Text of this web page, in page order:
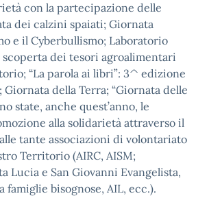
con la partecipazione delle
dei calzini spaiati; Giornata
e il Cyberbullismo; Laboratorio
scoperta dei tesori agroalimentari
“La parola ai libri”: 3^ edizione
Giornata della Terra; “Giornata delle
state, anche quest’anno, le
alla solidarietà attraverso il
tante associazioni di volontariato
Territorio (AIRC, AISM;
Lucia e San Giovanni Evangelista,
famiglie bisognose, AIL, ecc.).